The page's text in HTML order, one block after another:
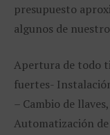
presupuesto
algunos de
Apertura de todo
fuertes-
– Cambio de
Automatización